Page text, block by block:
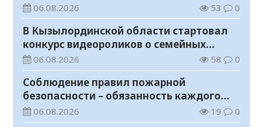
06.08.2026 53 0
В Кызылординской области стартовал
конкурс видеороликов о семейных
ценностях и Конституции
06.08.2026 58 0
Соблюдение правил пожарной
безопасности – обязанность каждого
гражданина
06.08.2026 19 0